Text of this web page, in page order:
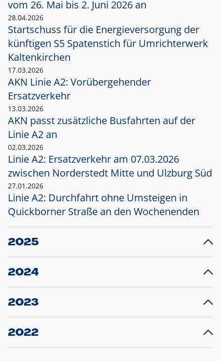
vom 26. Mai bis 2. Juni 2026 an
28.04.2026
Startschuss für die Energieversorgung der
künftigen S5 Spatenstich für Umrichterwerk
Kaltenkirchen
17.03.2026
AKN Linie A2: Vorübergehender
Ersatzverkehr
13.03.2026
AKN passt zusätzliche Busfahrten auf der
Linie A2 an
02.03.2026
Linie A2: Ersatzverkehr am 07.03.2026
zwischen Norderstedt Mitte und Ulzburg Süd
27.01.2026
Linie A2: Durchfahrt ohne Umsteigen in
Quickborner Straße an den Wochenenden
2025
23.12.2025
Projekt S5: Start der Bauarbeiten am
2024
10.12.2024
Großprojekt S5: Sperrung der Bahnstraße in
2023
20.12.2023
Schleswig-Holstein verlängert den
2022
22.12.2022